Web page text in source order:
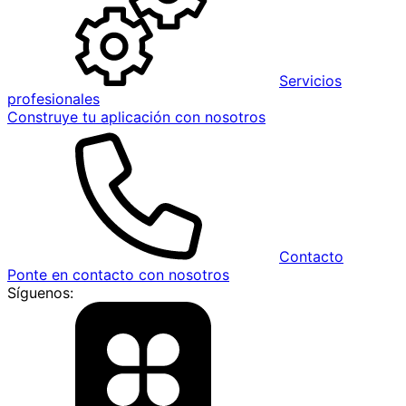
Servicios
profesionales
Construye tu aplicación con nosotros
Contacto
Ponte en contacto con nosotros
Síguenos: